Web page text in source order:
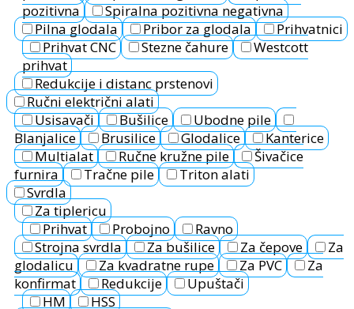
pozitivna
Spiralna pozitivna negativna
Pilna glodala
Pribor za glodala
Prihvatnici
Prihvat CNC
Stezne čahure
Westcott
prihvat
Redukcije i distanc prstenovi
Ručni električni alati
Usisavači
Bušilice
Ubodne pile
Blanjalice
Brusilice Glodalice
Kanterice
Multialat
Ručne kružne pile
Šivačice
furnira
Tračne pile
Triton alati
Svrdla
Za tiplericu
Prihvat
Probojno
Ravno
Strojna svrdla
Za bušilice Za čepove
Za
glodalicu
Za kvadratne rupe Za PVC
Za
konfirmat
Redukcije
Upuštači
HM
HSS